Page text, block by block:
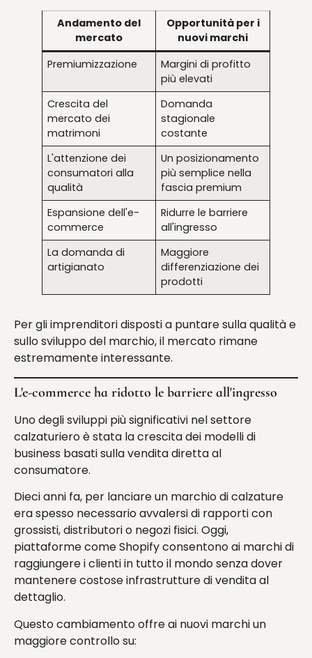
Andamento del
mercato
Opportunità per i
nuovi marchi
Premiumizzazione
Margini di profitto
più elevati
Crescita del
mercato dei
matrimoni
Domanda
stagionale
costante
L'attenzione dei
consumatori alla
qualità
Un posizionamento
più semplice nella
fascia premium
Espansione dell'e-
commerce
Ridurre le barriere
all'ingresso
La domanda di
artigianato
Maggiore
differenziazione dei
prodotti
Per gli imprenditori disposti a puntare sulla qualità e
sullo sviluppo del marchio, il mercato rimane
estremamente interessante.
L'e-commerce ha ridotto le barriere all'ingresso
Uno degli sviluppi più significativi nel settore
calzaturiero è stata la crescita dei modelli di
business basati sulla vendita diretta al
consumatore.
Dieci anni fa, per lanciare un marchio di calzature
era spesso necessario avvalersi di rapporti con
grossisti, distributori o negozi fisici. Oggi,
piattaforme come Shopify consentono ai marchi di
raggiungere i clienti in tutto il mondo senza dover
mantenere costose infrastrutture di vendita al
dettaglio.
Questo cambiamento offre ai nuovi marchi un
maggiore controllo su: